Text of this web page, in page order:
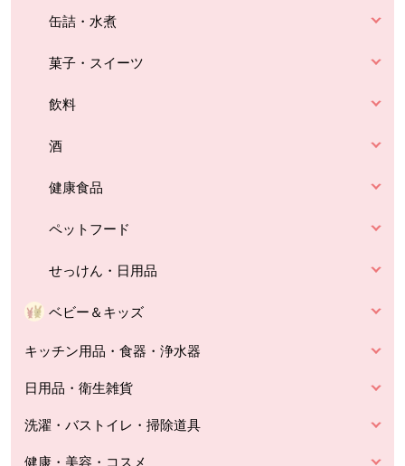
缶詰・水煮
菓子・スイーツ
飲料
酒
健康食品
ペットフード
せっけん・日用品
ベビー＆キッズ
キッチン用品・食器・浄水器
日用品・衛生雑貨
洗濯・バストイレ・掃除道具
健康・美容・コスメ